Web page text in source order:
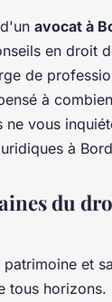
avocat à
en droit
de
à
ne vous
à
du
et
tous